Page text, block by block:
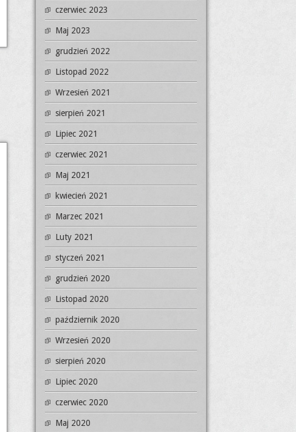
czerwiec 2023
Maj 2023
grudzień 2022
Listopad 2022
Wrzesień 2021
sierpień 2021
Lipiec 2021
czerwiec 2021
Maj 2021
kwiecień 2021
Marzec 2021
Luty 2021
styczeń 2021
grudzień 2020
Listopad 2020
październik 2020
Wrzesień 2020
sierpień 2020
Lipiec 2020
czerwiec 2020
Maj 2020